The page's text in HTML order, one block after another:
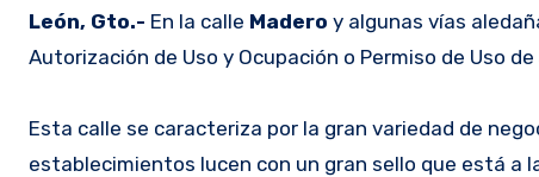
León, Gto.- En la calle Madero y algunas vías
Autorización de Uso y Ocupación o Permiso de Uso de
Esta calle se caracteriza por la gran variedad de
establecimientos lucen con un gran sello que está a